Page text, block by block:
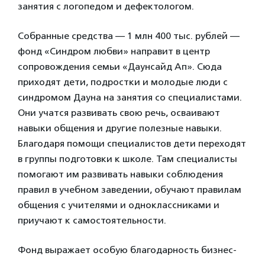
занятия с логопедом и дефектологом.
Собранные средства — 1 млн 400 тыс. рублей —
фонд «Синдром любви» направит в центр
сопровождения семьи «Даунсайд Ап». Сюда
приходят дети, подростки и молодые люди с
синдромом Дауна на занятия со специалистами.
Они учатся развивать свою речь, осваивают
навыки общения и другие полезные навыки.
Благодаря помощи специалистов дети переходят
в группы подготовки к школе. Там специалисты
помогают им развивать навыки соблюдения
правил в учебном заведении, обучают правилам
общения с учителями и одноклассниками и
приучают к самостоятельности.
Фонд выражает особую благодарность бизнес-